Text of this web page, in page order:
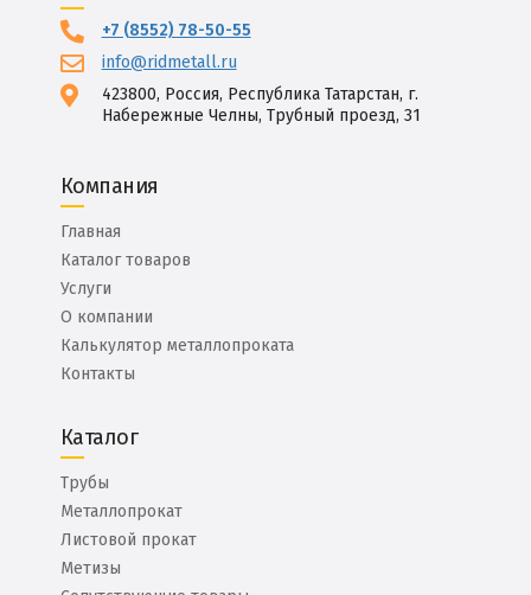
+7 (8552) 78-50-55
info@ridmetall.ru
423800, Россия, Республика Татарстан, г.
Набережные Челны, Трубный проезд, 31
Компания
Главная
Каталог товаров
Услуги
О компании
Калькулятор металлопроката
Контакты
Каталог
Трубы
Металлопрокат
Листовой прокат
Метизы